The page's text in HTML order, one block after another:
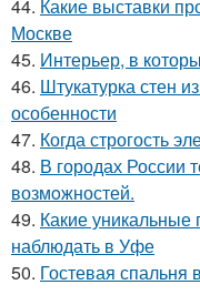
44. Какие выставки
Москве
45. Интерьер, в
46. Штукатурка стен
особенности
47. Когда строгость
48. В городах России
возмoжностей.
49. Какие
наблюдать в Уфе
50. Гостевая спальня